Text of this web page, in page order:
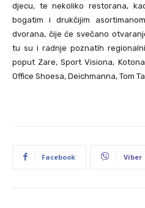
djecu, te nekoliko restorana,
bogatim i drukčijim
dvorana, čije će svečano
tu su i radnje poznatih
poput Zare, Sport Visiona,
Office Shoesa, Deichmanna, Tom
Facebook Viber